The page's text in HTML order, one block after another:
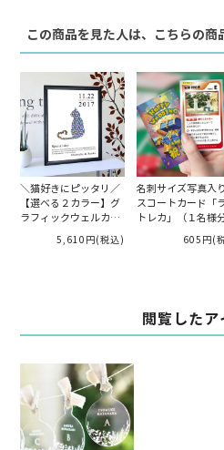
この商品を見た人は、こちらの商
＼猫好きにピッタリ／
【選べる２カラー】グ
ラフィックウェルカム
【ウエルカムスペー
5,610円(税込)
名刺サイズ写真入
スコートカード「
トレカ」（１名様分
605円(
閲覧したア